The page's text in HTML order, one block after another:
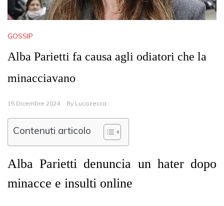
GOSSIP
Alba Parietti fa causa agli odiatori che la
minacciavano
15 Dicembre 2024 By Lucazecca
Contenuti articolo
Alba Parietti denuncia un hater dopo
minacce e insulti online